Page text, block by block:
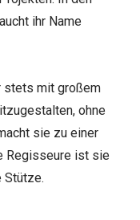
ihr Name
stets mit großem
ohne
sie zu einer
Regisseure ist sie
Stütze.